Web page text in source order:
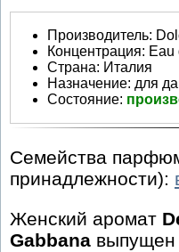
Производитель:
Концентрация: Eau
Страна: Италия
Назначение: для
Состояние:
Семейства
принадлежности):
Женский аромат
Gabbana выпущен